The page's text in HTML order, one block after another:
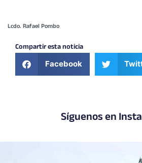
Lcdo. Rafael Pombo
Compartir esta noticia
Facebook
Síguenos en